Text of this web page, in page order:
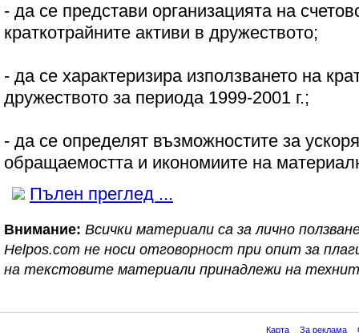
- да се представи организацията на
краткотрайните активи в дружеството;
- да се характеризира използването на
дружеството за периода 1999-2001 г.;
- да се определят възможностите за
обращаемостта и икономиите на
Пълен преглед ...
Внимание: Всички материали са за лично
Helpos.com не носи отговорност при опит за
на текстовите материали принадлежи на
Карта За реклама